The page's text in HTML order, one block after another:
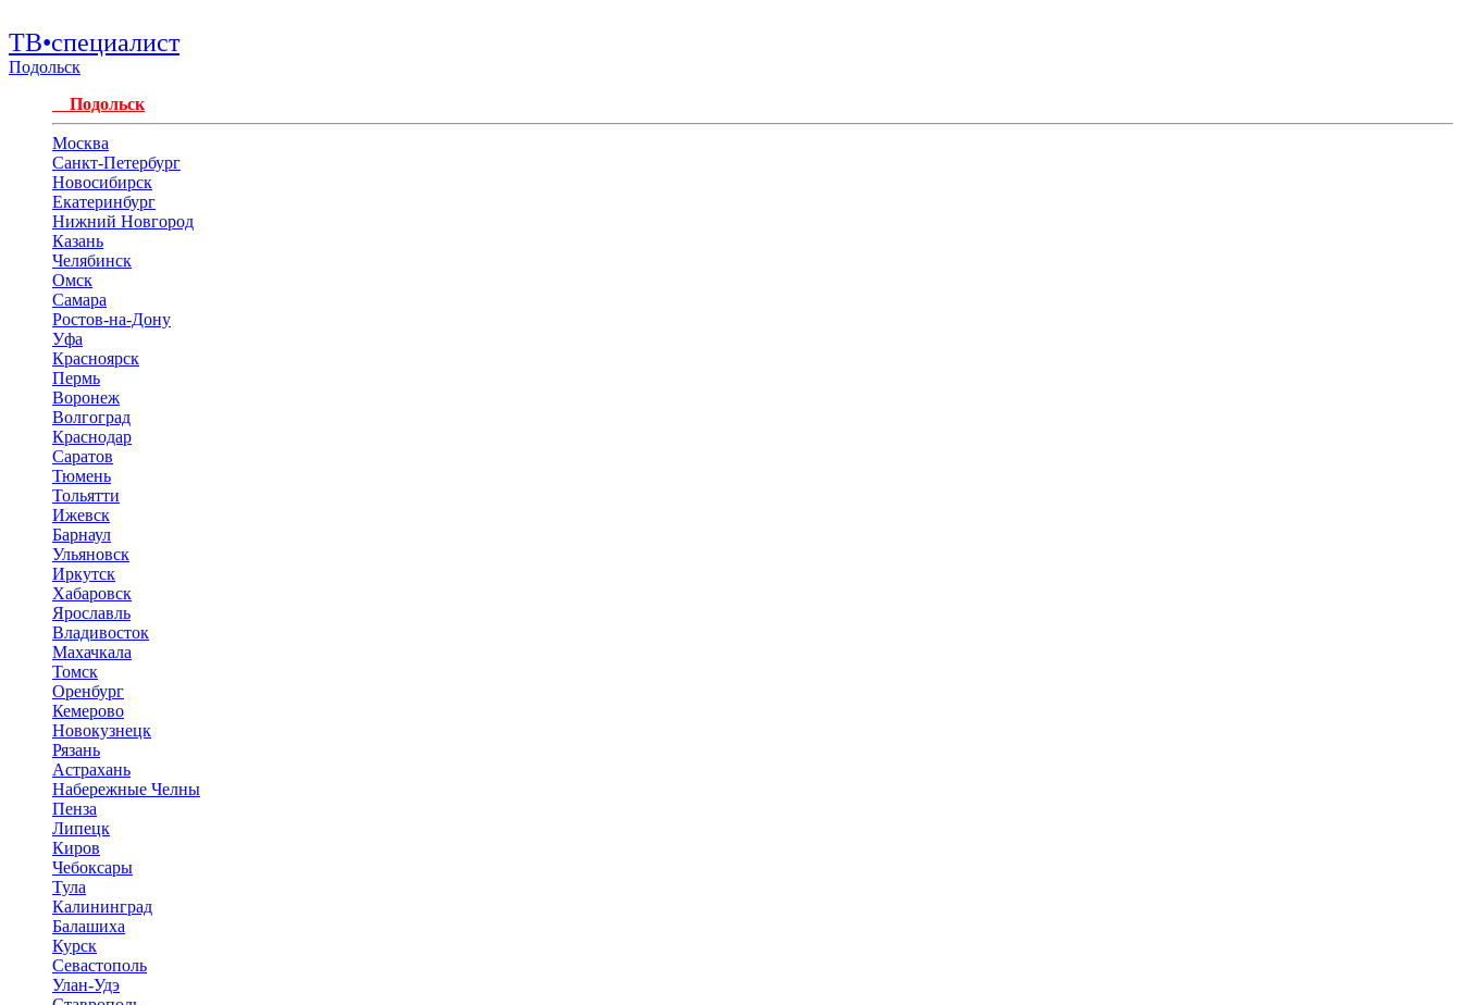
ТВ•специалист
Подольск
Подольск
Москва
Санкт-Петербург
Новосибирск
Екатеринбург
Нижний Новгород
Казань
Челябинск
Омск
Самара
Ростов-на-Дону
Уфа
Красноярск
Пермь
Воронеж
Волгоград
Краснодар
Саратов
Тюмень
Тольятти
Ижевск
Барнаул
Ульяновск
Иркутск
Хабаровск
Ярославль
Владивосток
Махачкала
Томск
Оренбург
Кемерово
Новокузнецк
Рязань
Астрахань
Набережные Челны
Пенза
Липецк
Киров
Чебоксары
Тула
Калининград
Балашиха
Курск
Севастополь
Улан-Удэ